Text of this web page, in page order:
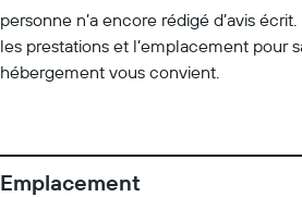
personne n’a encore rédigé d’avis
les prestations et l’emplacement pour
hébergement vous convient.
Emplacement